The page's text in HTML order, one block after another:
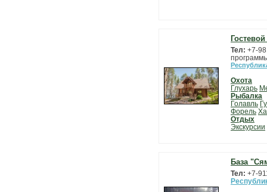
Тел: +7-
Охота
Глухарь
Рыбалка
Голавль
Форель
Отдых
Экскурсии
База
Тел: +7-